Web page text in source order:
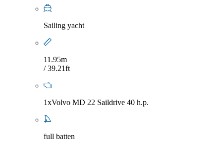
Sailing yacht
11.95m
/ 39.21ft
1xVolvo MD 22 Saildrive 40 h.p.
full batten